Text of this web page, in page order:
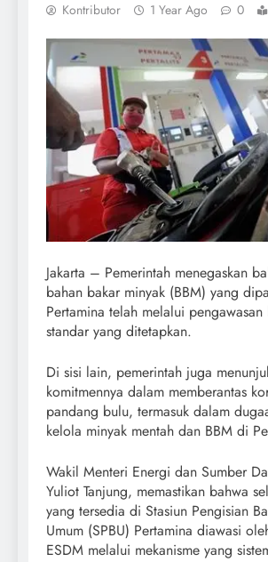
Kontributor 1 Year Ago 0
Jakarta – Pemerintah menegaskan
bahan bakar minyak (BBM) yang
Pertamina telah melalui pengawasan
standar yang ditetapkan.
Di sisi lain, pemerintah juga
komitmennya dalam memberantas
pandang bulu, termasuk dalam
kelola minyak mentah dan BBM di
Wakil Menteri Energi dan Sumber
Yuliot Tanjung, memastikan bahwa
yang tersedia di Stasiun Pengisian
Umum (SPBU) Pertamina diawasi
ESDM melalui mekanisme yang